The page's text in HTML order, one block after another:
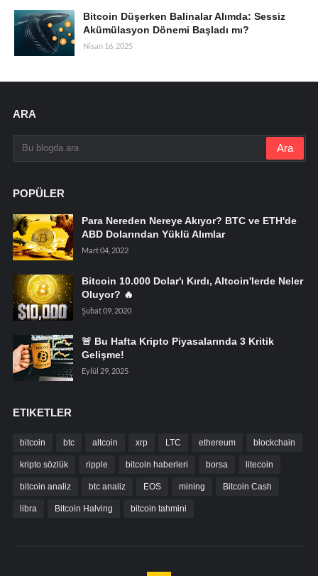
Bitcoin Düşerken Balinalar Alımda: Sessiz
Akümülasyon Dönemi Başladı mı?
Nisan 16, 2025
ARA
POPÜLER
Para Nereden Nereye Akıyor? BTC ve ETH'de
ABD Dolarından Yüklü Alımlar
Mart 04, 2022
Bitcoin 10.000 Dolar'ı Kırdı, Altcoin'lerde Neler
Oluyor? 🔥
Şubat 09, 2020
🚨 Bu Hafta Kripto Piyasalarında 3 Kritik
Gelişme!
Eylül 29, 2025
ETIKETLER
bitcoin btc altcoin xrp LTC ethereum blockchain
kripto sözlük ripple bitcoin haberleri borsa litecoin
bitcoin analiz btc analiz EOS mining Bitcoin Cash
libra Bitcoin Halving bitcoin tahmini